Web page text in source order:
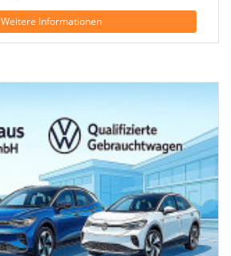
Weitere Informationen